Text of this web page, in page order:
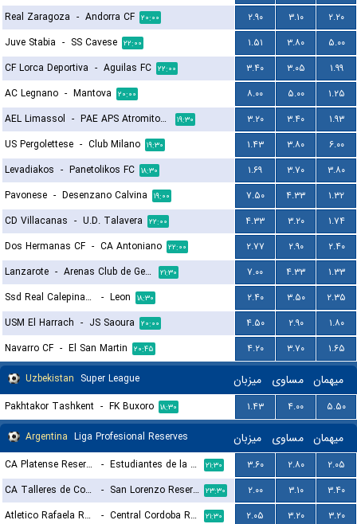
Real Zaragoza - Andorra CF ۲۰:۰۰ ۲.۹۰ ۳.۱۰
۲.۲۰
Juve Stabia - SS Cavese ۲۲:۰۰ ۱.۵۱ ۳.۸۰
۵.۰۰
CF Lorca Deportiva - Aguilas FC ۲۲:۰۰ ۳.۴۰ ۳.۰۵
۱.۹۹
AC Legnano - Mantova ۲۰:۰۰ ۸.۰۰ ۵.۰۰
۱.۲۵
AEL Limassol - PAE APS Atromitos Athens ۱۹:۳۰ ۳.۲۰ ۳.۴۰
۱.۹۳
US Pergolettese - Club Milano ۱۹:۳۰ ۱.۴۳ ۳.۸۰
۶.۰۰
Levadiakos - Panetolikos FC ۱۸:۳۰ ۱.۶۹ ۳.۷۰
۳.۸۰
Pavonese - Desenzano Calvina ۱۹:۰۰ ۷.۵۰ ۴.۳۳
۱.۳۲
CD Villacanas - U.D. Talavera ۲۲:۰۰ ۴.۳۳ ۳.۲۰
۱.۷۴
Dos Hermanas CF - CA Antoniano ۲۲:۰۰ ۲.۷۷ ۲.۹۰
۲.۴۰
Lanzarote - Arenas Club de Getxo ۲۱:۳۰ ۷.۰۰ ۴.۳۳
۱.۳۳
Ssd Real Calepina FC
- Leon ۱۸:۳۰ ۲.۴۰ ۳.۵۰
۲.۳۵
USM El Harrach - JS Saoura ۲۰:۰۰ ۴.۵۰ ۲.۹۰
۱.۸۰
Navarro CF - El San Martin ۲۰:۴۵ ۴.۲۰ ۳.۷۰
۱.۶۵
Uzbekistan Super League میزبان مساوی میهمان
Pakhtakor Tashkent - FK Buxoro ۱۸:۳۰ ۱.۴۳ ۴.۰۰
۵.۵۰
Argentina Liga Profesional Reserves میزبان مساوی میهمان
CA Platense Reserves - Estudiantes de la Plata Reserves ۲۱:۳۰ ۳.۶۰ ۲.۸۰
۲.۰۵
CA Talleres de Cordoba Reserves
- San Lorenzo Reserves ۲۳:۳۰ ۲.۰۰ ۳.۱۰
۳.۴۰
Atletico Rafaela Reserves
- Central Cordoba Reserves ۲۱:۳۰ ۲.۰۵ ۳.۲۰
۳.۲۰